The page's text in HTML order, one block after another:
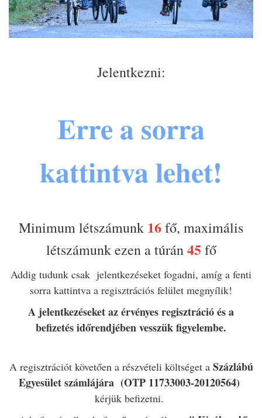
Jelentkezni:
Erre a sorra
kattintva lehet!
Minimum létszámunk 16fő, maximális
létszámunk ezen a túrán45 fő
Addig tudunk csak jelentkezéseket fogadni, amíg a fenti
sorra kattintva a regisztrációs felület megnyílik!
A jelentkezéseket az érvényes regisztráció és a
befizetés időrendjében vesszük figyelembe.
A regisztrációt követően a részvételi költséget a Százlábú
Egyesület számlájára (OTP 11733003-20120564)
kérjük befizetni.